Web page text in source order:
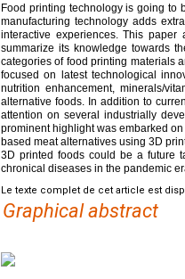
Food printing technology is going to
manufacturing technology adds
interactive experiences. This
summarize its knowledge towards
categories of food printing materials
focused on latest technological
nutrition enhancement, minerals/
alternative foods. In addition to
attention on several industrially
prominent highlight was embarked
based meat alternatives using 3D
3D printed foods could be a future
chronical diseases in the pandemic
Le texte complet de cet article est
Graphical abstract